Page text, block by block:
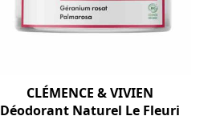
CLÉMENCE & VIVIEN
Déodorant Naturel Le Fleuri